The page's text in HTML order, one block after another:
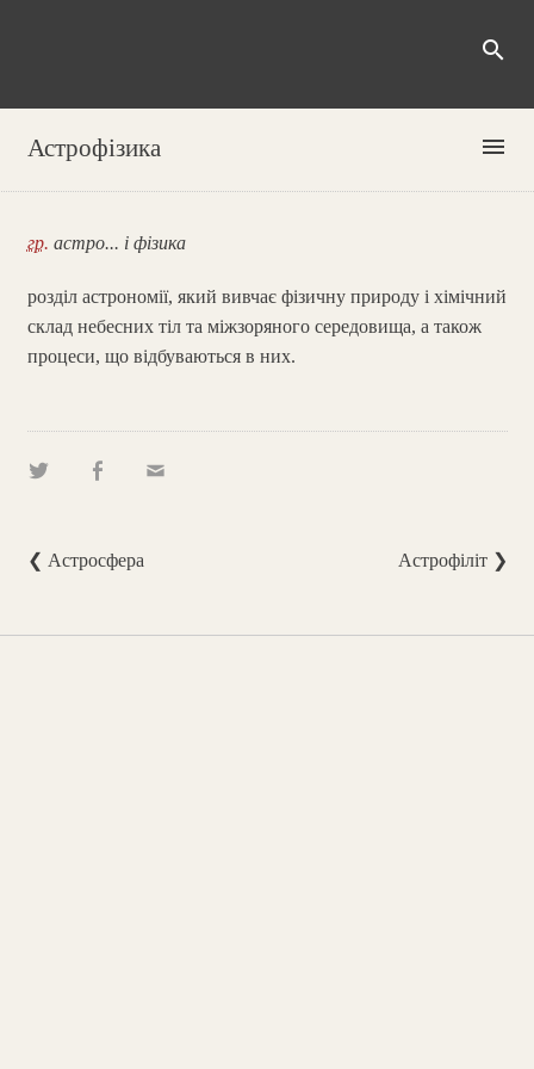
search
Астрофізика menu
гр. астро... і фізика
розділ астрономії, який вивчає фізичну природу і хімічний
склад небесних тіл та міжзоряного середовища, а також
процеси, що відбуваються в них.
❮ Астросфера Астрофіліт ❯